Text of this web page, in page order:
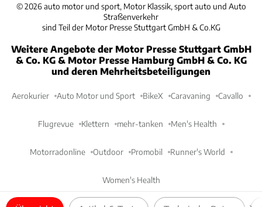
©2026 auto motor und sport, Motor Klassik, sport auto und Auto
Straßenverkehr
sind Teil der Motor Presse Stuttgart GmbH & Co.KG
Weitere Angebote der Motor Presse Stuttgart GmbH
& Co. KG & Motor Presse Hamburg GmbH & Co. KG
und deren Mehrheitsbeteiligungen
Aerokurier Auto Motor und Sport BikeX Caravaning Cavallo
Flugrevue Klettern mehr-tanken Men's Health
Motorradonline Outdoor Promobil Runner's World
Women's Health